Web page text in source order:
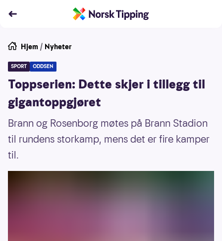
Hjem / Nyheter
SPORT ODDSEN
Toppserien: Dette skjer i tillegg til
gigantoppgjøret
Brann og Rosenborg møtes på Brann Stadion
til rundens storkamp, mens det er fire kamper
til.